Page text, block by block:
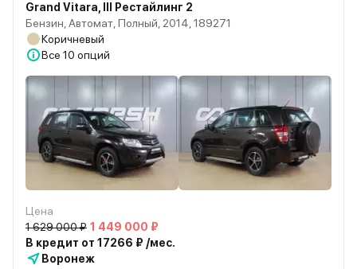
Grand Vitara, III Рестайлинг 2
Бензин, Автомат, Полный, 2014, 189271
Коричневый
Все 10 опций
Цена
1 629 000 ₽ 1 449 000 ₽
В кредит от 17266 ₽ /мес.
Воронеж